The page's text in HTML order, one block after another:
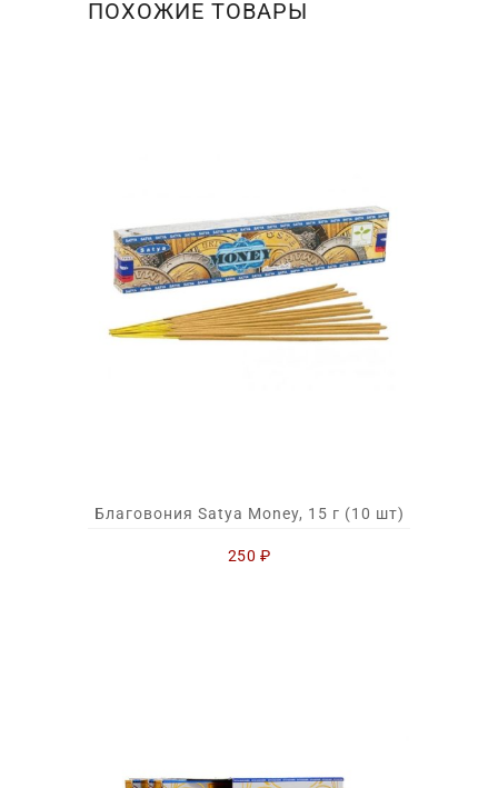
ПОХОЖИЕ ТОВАРЫ
Благовония Satya Money, 15 г (10 шт)
250 ₽